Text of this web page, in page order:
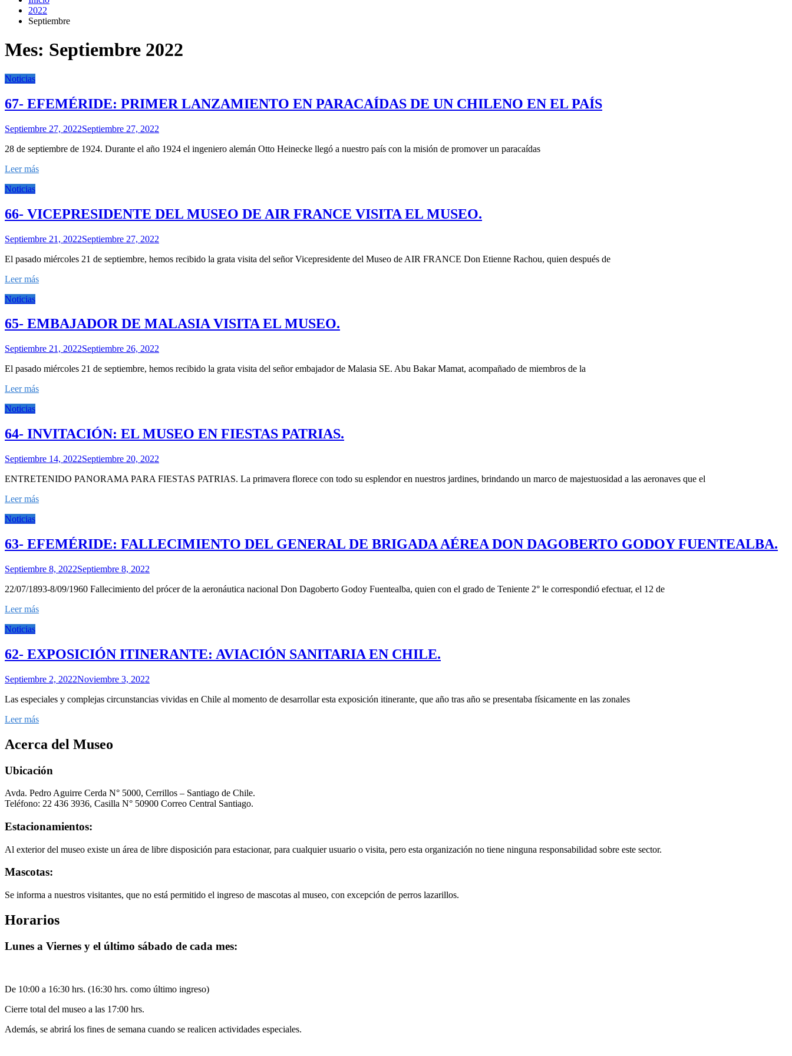
2022
Septiembre
Mes: Septiembre 2022
Noticias
67- EFEMÉRIDE: PRIMER LANZAMIENTO EN PARACAÍDAS DE UN CHILENO EN EL PAÍS
Septiembre 27, 2022Septiembre 27, 2022
28 de septiembre de 1924. Durante el año 1924 el ingeniero alemán Otto Heinecke llegó a nuestro país con la misión de promover un paracaídas
Leer más
Noticias
66- VICEPRESIDENTE DEL MUSEO DE AIR FRANCE VISITA EL MUSEO.
Septiembre 21, 2022Septiembre 27, 2022
El pasado miércoles 21 de septiembre, hemos recibido la grata visita del señor Vicepresidente del Museo de AIR FRANCE Don Etienne Rachou, quien después de
Leer más
Noticias
65- EMBAJADOR DE MALASIA VISITA EL MUSEO.
Septiembre 21, 2022Septiembre 26, 2022
El pasado miércoles 21 de septiembre, hemos recibido la grata visita del señor embajador de Malasia SE. Abu Bakar Mamat, acompañado de miembros de la
Leer más
Noticias
64- INVITACIÓN: EL MUSEO EN FIESTAS PATRIAS.
Septiembre 14, 2022Septiembre 20, 2022
ENTRETENIDO PANORAMA PARA FIESTAS PATRIAS. La primavera florece con todo su esplendor en nuestros jardines, brindando un marco de majestuosidad a las aeronaves que el
Leer más
Noticias
63- EFEMÉRIDE: FALLECIMIENTO DEL GENERAL DE BRIGADA AÉREA DON DAGOBERTO GODOY FUENTEALBA.
Septiembre 8, 2022Septiembre 8, 2022
22/07/1893-8/09/1960 Fallecimiento del prócer de la aeronáutica nacional Don Dagoberto Godoy Fuentealba, quien con el grado de Teniente 2° le correspondió efectuar, el 12 de
Leer más
Noticias
62- EXPOSICIÓN ITINERANTE: AVIACIÓN SANITARIA EN CHILE.
Septiembre 2, 2022Noviembre 3, 2022
Las especiales y complejas circunstancias vividas en Chile al momento de desarrollar esta exposición itinerante, que año tras año se presentaba físicamente en las zonales
Leer más
Acerca del Museo
Ubicación
Avda. Pedro Aguirre Cerda N° 5000, Cerrillos – Santiago de Chile.
Teléfono: 22 436 3936, Casilla N° 50900 Correo Central Santiago.
Estacionamientos:
Al exterior del museo existe un área de libre disposición para estacionar, para cualquier usuario o visita, pero esta organización no tiene ninguna responsabilidad sobre este sector.
Mascotas:
Se informa a nuestros visitantes, que no está permitido el ingreso de mascotas al museo, con excepción de perros lazarillos.
Horarios
Lunes a Viernes y el último sábado de cada mes:
De 10:00 a 16:30 hrs. (16:30 hrs. como último ingreso)
Cierre total del museo a las 17:00 hrs.
Además, se abrirá los fines de semana cuando se realicen actividades especiales.